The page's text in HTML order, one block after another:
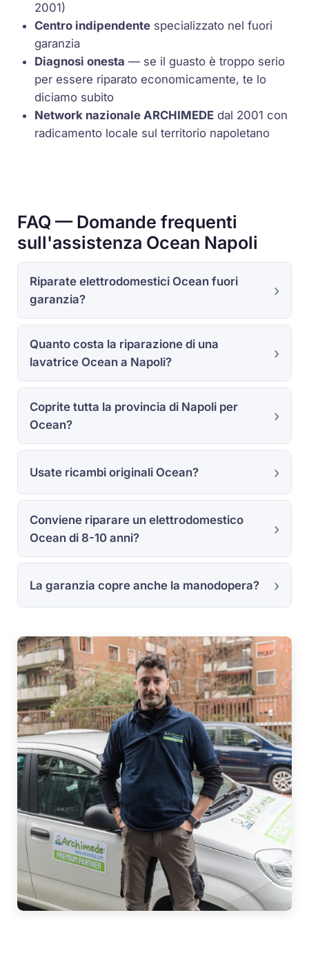
2001)
Centro indipendente specializzato nel fuori
garanzia
Diagnosi onesta — se il guasto è troppo serio
per essere riparato economicamente, te lo
diciamo subito
Network nazionale ARCHIMEDE dal 2001 con
radicamento locale sul territorio napoletano
FAQ — Domande frequenti
sull'assistenza Ocean Napoli
Riparate elettrodomestici Ocean fuori
garanzia?
Quanto costa la riparazione di una
lavatrice Ocean a Napoli?
Coprite tutta la provincia di Napoli per
Ocean?
Usate ricambi originali Ocean?
Conviene riparare un elettrodomestico
Ocean di 8-10 anni?
La garanzia copre anche la manodopera?